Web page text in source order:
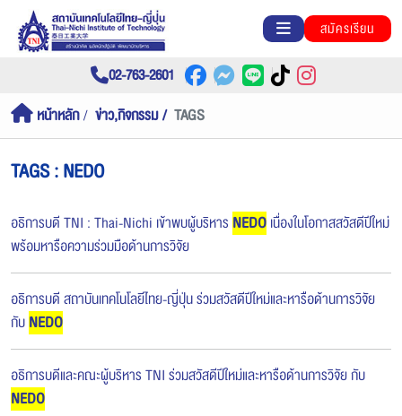
สมัครเรียน
02-763-2601
หน้าหลัก ข่าว,กิจกรรม TAGS
TAGS : NEDO
อธิการบดี TNI : Thai-Nichi เข้าพบผู้บริหาร NEDOเนื่องในโอกาสสวัสดีปีใหม่
พร้อมหารือความร่วมมือด้านการวิจัย
อธิการบดี สถาบันเทคโนโลยีไทย-ญี่ปุ่น ร่วมสวัสดีปีใหม่และหารือด้านการวิจัย
กับNEDO
อธิการบดีและคณะผู้บริหาร TNI ร่วมสวัสดีปีใหม่และหารือด้านการวิจัย กับ
NEDO